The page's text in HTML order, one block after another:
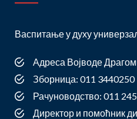
Васпитање у духу
Адреса Војводе
Зборница: 011 3440250
Рачуноводство: 011
Директор и помоћник